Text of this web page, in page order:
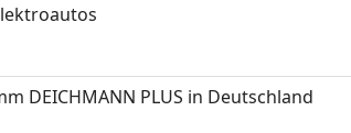
DEICHMANN PLUS in Deutschland